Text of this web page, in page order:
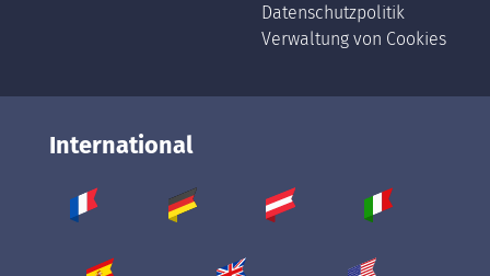
Datenschutzpolitik
Verwaltung von Cookies
International